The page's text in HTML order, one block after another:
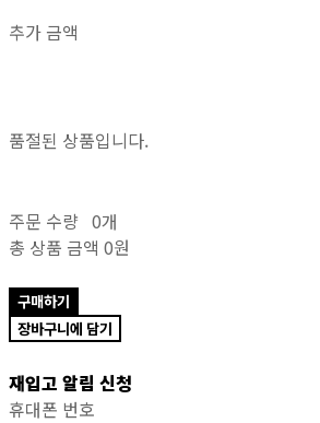
추가 금액
품절된 상품입니다.
주문 수량 0개
총 상품 금액 0원
구매하기
장바구니에 담기
재입고 알림 신청
휴대폰 번호